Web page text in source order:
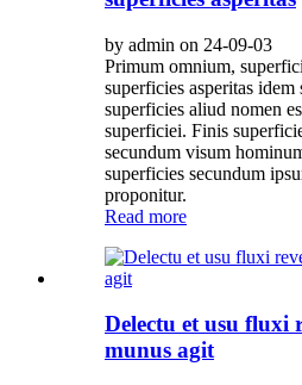
by admin on 24-09-03
Primum omnium,
superficies asperitas
superficies aliud nomen
superficiei. Finis
secundum visum
superficies secundum
proponitur.
Read more
Delectu et usu fluxi
munus agit